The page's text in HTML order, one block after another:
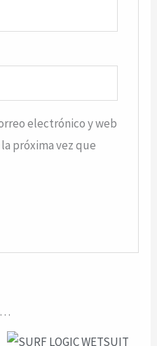
electrónico y web
próxima vez que